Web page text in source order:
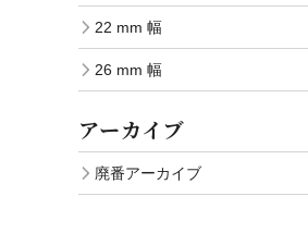
22 mm 幅
26 mm 幅
アーカイブ
廃番アーカイブ